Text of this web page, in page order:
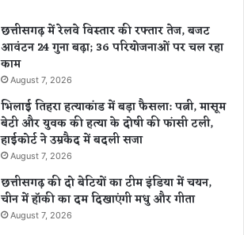
छत्तीसगढ़ में रेलवे विस्तार की रफ्तार तेज, बजट
आवंटन 24 गुना बढ़ा; 36 परियोजनाओं पर चल रहा
काम
August 7, 2026
भिलाई तिहरा हत्याकांड में बड़ा फैसला: पत्नी, मासूम
बेटी और युवक की हत्या के दोषी की फांसी टली,
हाईकोर्ट ने उम्रकैद में बदली सजा
August 7, 2026
छत्तीसगढ़ की दो बेटियों का टीम इंडिया में चयन,
चीन में हॉकी का दम दिखाएंगी मधु और गीता
August 7, 2026